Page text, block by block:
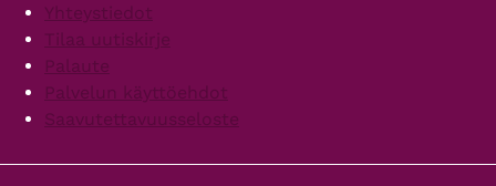
Yhteystiedot
Tilaa uutiskirje
Palaute
Palvelun käyttöehdot
Saavutettavuusseloste